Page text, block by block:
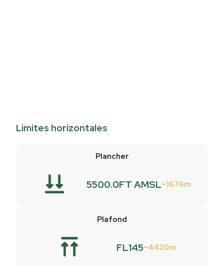
Limites horizontales
Plancher
5500.0FT AMSL 1676m
Plafond
FL145 4420m